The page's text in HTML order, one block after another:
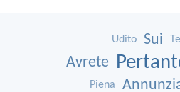
Udito Sui
Avrete
Piena